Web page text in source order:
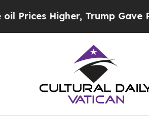
Higher, Trump Gave